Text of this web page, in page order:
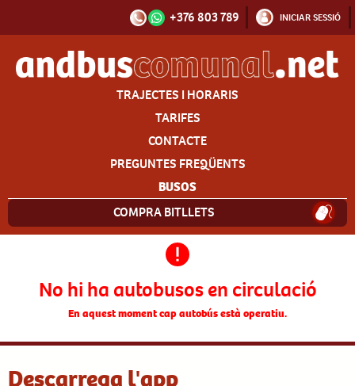
+376 803 789 INICIAR SESSIÓ
TRAJECTES I HORARIS
TARIFES
CONTACTE
PREGUNTES FREQÜENTS
BUSOS
COMPRA BITLLETS
No hi ha autobusos en circulació
En aquest moment cap autobús està operatiu.
Descarrega l'app